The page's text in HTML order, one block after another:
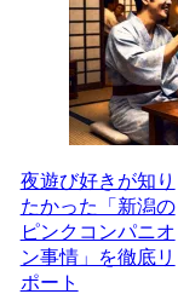
夜遊び好きが知り
たかった「新潟の
ピンクコンパニオ
ン事情」を徹底リ
ポート